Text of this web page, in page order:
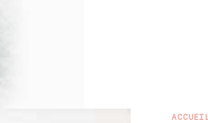
ACCUEIL